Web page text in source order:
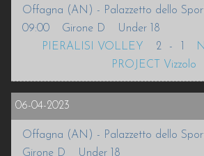
Offagna (AN) - Palazzetto dello
09:00
Girone D
Under 18
PIERALISI VOLLEY
2 - 1
PROJECT Vizzolo
06-04-2023
Offagna (AN) - Palazzetto dello
Girone D
Under 18